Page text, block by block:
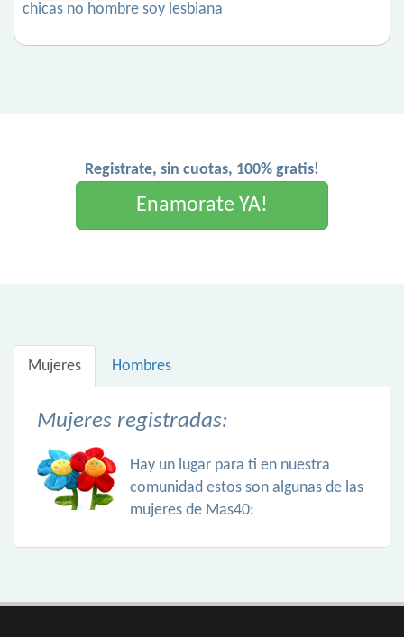
chicas no hombre soy lesbiana
Registrate, sin cuotas, 100% gratis!
Enamorate YA!
Mujeres Hombres
Mujeres registradas:
Hay un lugar para ti en nuestra
comunidad estos son algunas de las
mujeres de Mas40: